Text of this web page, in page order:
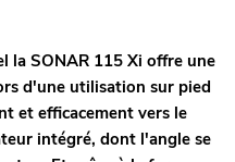
la SONAR 115 Xi offre une
d'une utilisation sur pied
et efficacement vers le
intégré, dont l'angle se